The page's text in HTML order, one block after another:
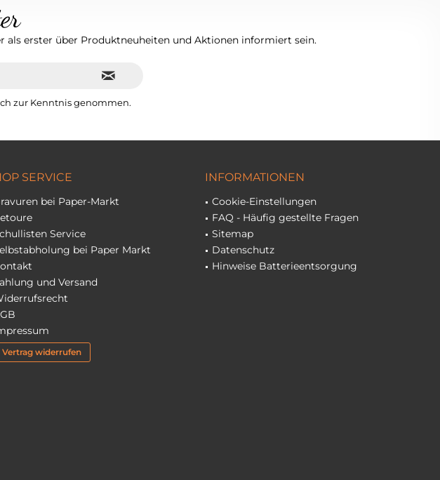
als erster über Produktneuheiten und Aktionen informiert sein.
zur Kenntnis genommen.
SERVICE
bei Paper-Markt
Service
bei Paper Markt
und Versand
Vertrag widerrufen
INFORMATIONEN
Cookie-Einstellungen
FAQ - Häufig gestellte Fragen
Sitemap
Datenschutz
Hinweise Batterieentsorgung